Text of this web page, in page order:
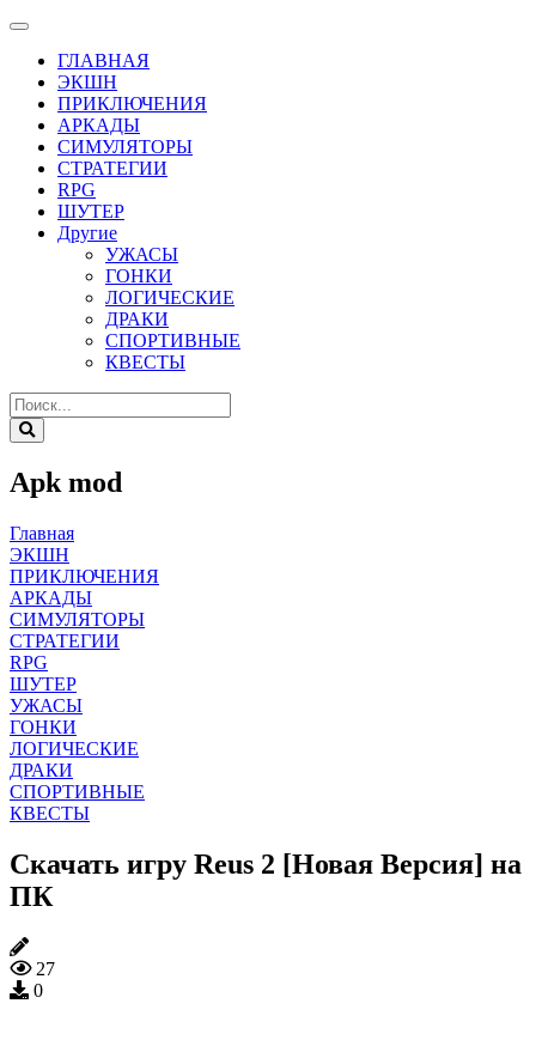
ГЛАВНАЯ
ЭКШН
ПРИКЛЮЧЕНИЯ
АРКАДЫ
СИМУЛЯТОРЫ
СТРАТЕГИИ
RPG
ШУТЕР
Другие
УЖАСЫ
ГОНКИ
ЛОГИЧЕСКИЕ
ДРАКИ
СПОРТИВНЫЕ
КВЕСТЫ
Apk mod
Главная
ЭКШН
ПРИКЛЮЧЕНИЯ
АРКАДЫ
СИМУЛЯТОРЫ
СТРАТЕГИИ
RPG
ШУТЕР
УЖАСЫ
ГОНКИ
ЛОГИЧЕСКИЕ
ДРАКИ
СПОРТИВНЫЕ
КВЕСТЫ
Скачать игру Reus 2 [Новая Версия] на
ПК
27
0